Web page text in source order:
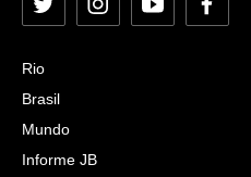
Twitter InstagramYouTube
Rio
Brasil
Mundo
Informe JB